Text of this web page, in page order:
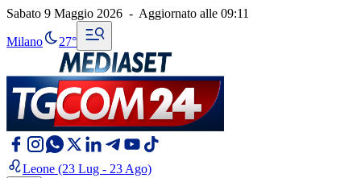
Sabato 9 Maggio 2026 - Aggiornato alle 09:11
Milano 27°
Leone (23 Lug - 23 Ago)